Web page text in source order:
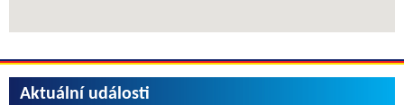
Aktuální události